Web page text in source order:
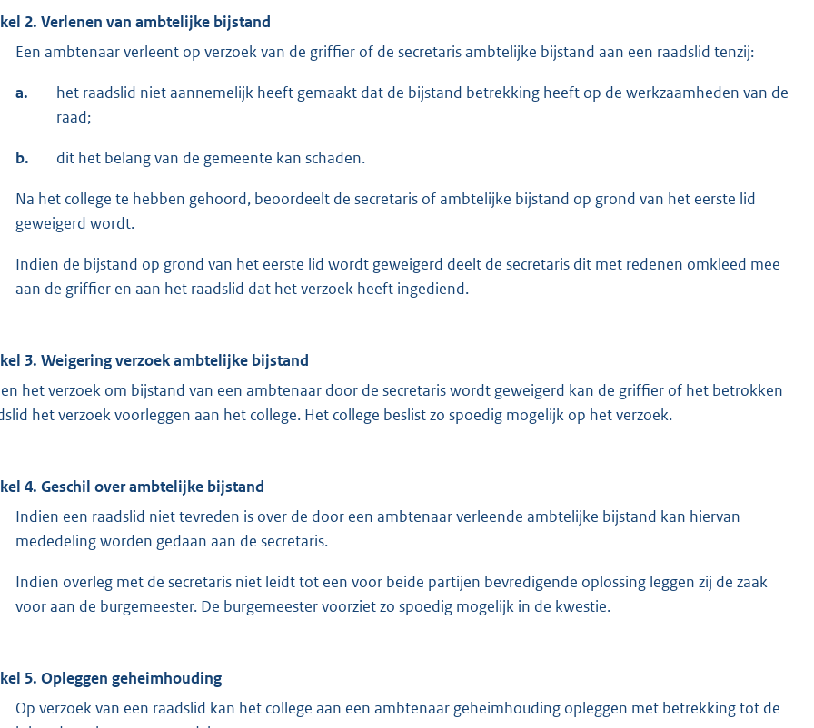
2. Verlenen van ambtelijke bijstand
Een ambtenaar verleent op verzoek van de griffier of de secretaris ambtelijke bijstand aan een raadslid tenzij:
a.
het raadslid niet aannemelijk heeft gemaakt dat de bijstand betrekking heeft op de werkzaamheden van de
raad;
b. dit het belang van de gemeente kan schaden.
Na het college te hebben gehoord, beoordeelt de secretaris of ambtelijke bijstand op grond van het eerste lid
geweigerd wordt.
Indien de bijstand op grond van het eerste lid wordt geweigerd deelt de secretaris dit met redenen omkleed mee
aan de griffier en aan het raadslid dat het verzoek heeft ingediend.
3. Weigering verzoek ambtelijke bijstand
het verzoek om bijstand van een ambtenaar door de secretaris wordt geweigerd kan de griffier of het betrokken
het verzoek voorleggen aan het college. Het college beslist zo spoedig mogelijk op het verzoek.
4. Geschil over ambtelijke bijstand
Indien een raadslid niet tevreden is over de door een ambtenaar verleende ambtelijke bijstand kan hiervan
mededeling worden gedaan aan de secretaris.
Indien overleg met de secretaris niet leidt tot een voor beide partijen bevredigende oplossing leggen zij de zaak
voor aan de burgemeester. De burgemeester voorziet zo spoedig mogelijk in de kwestie.
5. Opleggen geheimhouding
Op verzoek van een raadslid kan het college aan een ambtenaar geheimhouding opleggen met betrekking tot de